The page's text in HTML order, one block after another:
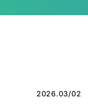
2026.03/02